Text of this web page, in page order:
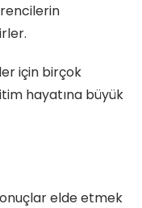
için birçok
hayatına büyük
elde etmek